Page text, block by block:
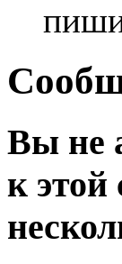
Вы не
к этой